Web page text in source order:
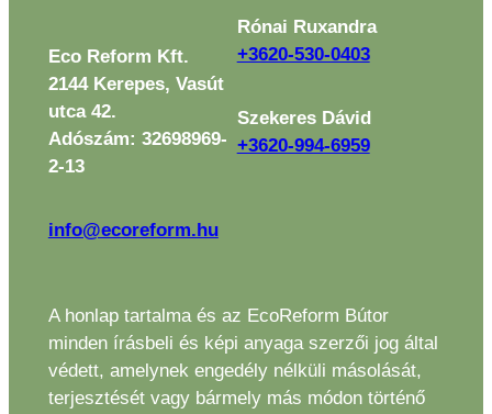
Eco Reform Kft.
2144 Kerepes, Vasút
utca 42.
Adószám: 32698969-
2-13
info@ecoreform.hu
Rónai Ruxandra
+3620-530-0403
Szekeres Dávid
+3620-994-6959
A honlap tartalma és az EcoReform Bútor
minden írásbeli és képi anyaga szerzői jog által
védett, amelynek engedély nélküli másolását,
terjesztését vagy bármely más módon történő